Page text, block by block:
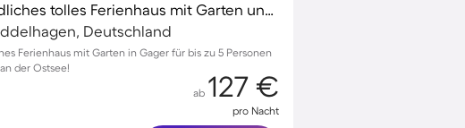
Kinderfreundliches tolles Ferienhaus mit Garten und Terrasse | Nah am Strand
Deutschland
Ferienhaus mit Garten in Gager für bis zu 5 Personen
der Ostsee!
ab 127 €
pro Nacht